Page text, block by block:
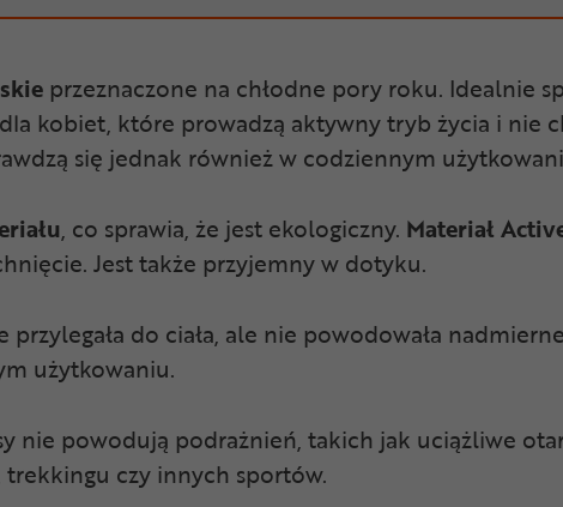
przeznaczone na chłodne pory roku. Idealnie
kobiet, które prowadzą aktywny tryb życia i nie
się jednak również w codziennym
, co sprawia, że jest ekologiczny. Materiał
Jest także przyjemny w dotyku.
do ciała, ale nie powodowała
użytkowaniu.
nie powodują podrażnień, takich jak uciążliwe
trekkingu czy innych sportów.